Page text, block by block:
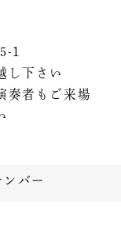
1
し下さい
奏者もご来場
バー